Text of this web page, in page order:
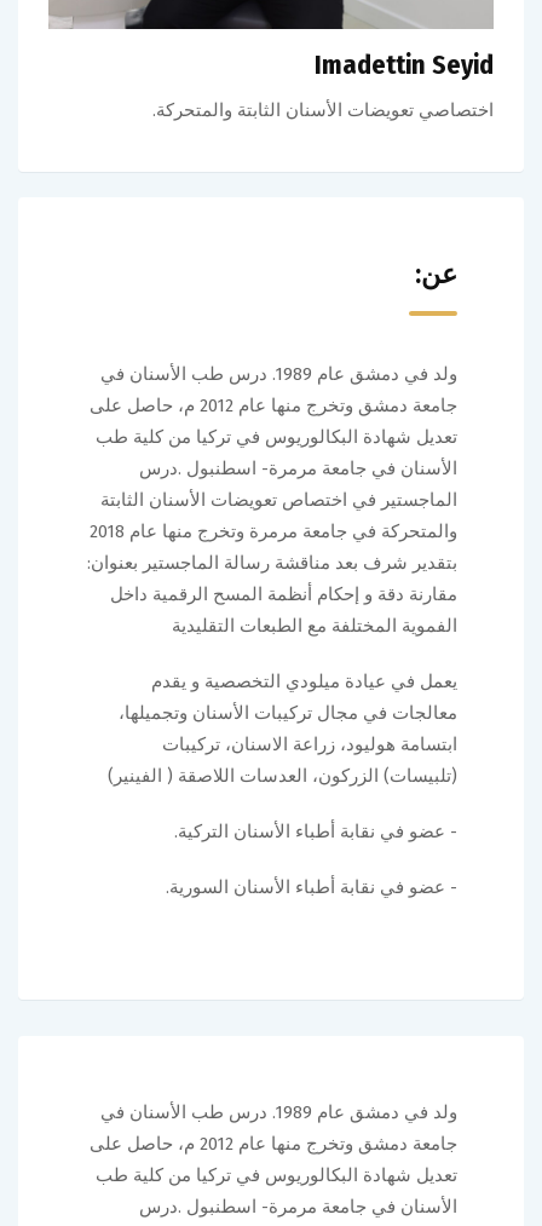
Imadettin Seyid
اختصاصي تعويضات الأسنان الثابتة والمتحركة.
عن:
ولد في دمشق عام 1989. درس طب الأسنان في
جامعة دمشق وتخرج منها عام 2012 م، حاصل على
تعديل شهادة البكالوريوس في تركيا من كلية طب
الأسنان في جامعة مرمرة- اسطنبول .درس
الماجستير في اختصاص تعويضات الأسنان الثابتة
والمتحركة في جامعة مرمرة وتخرج منها عام 2018
بتقدير شرف بعد مناقشة رسالة الماجستير بعنوان:
مقارنة دقة و إحكام أنظمة المسح الرقمية داخل
الفموية المختلفة مع الطبعات التقليدية
يعمل في عيادة ميلودي التخصصية و يقدم
معالجات في مجال تركيبات الأسنان وتجميلها،
ابتسامة هوليود، زراعة الاسنان، تركيبات
(تلبيسات) الزركون، العدسات اللاصقة ( الفينير)
- عضو في نقابة أطباء الأسنان التركية.
- عضو في نقابة أطباء الأسنان السورية.
ولد في دمشق عام 1989. درس طب الأسنان في
جامعة دمشق وتخرج منها عام 2012 م، حاصل على
تعديل شهادة البكالوريوس في تركيا من كلية طب
الأسنان في جامعة مرمرة- اسطنبول .درس